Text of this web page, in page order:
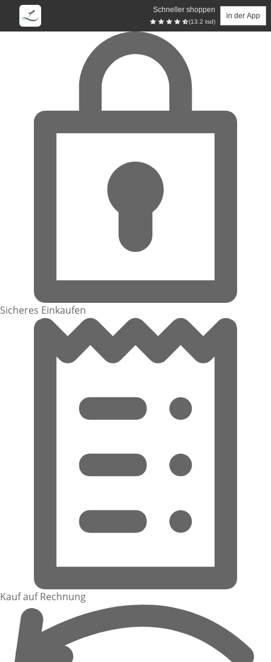
Schneller shoppen
(13.2 tsd)
in der App
Zum Hauptinhalt springen
Sicheres Einkaufen
Kauf auf Rechnung